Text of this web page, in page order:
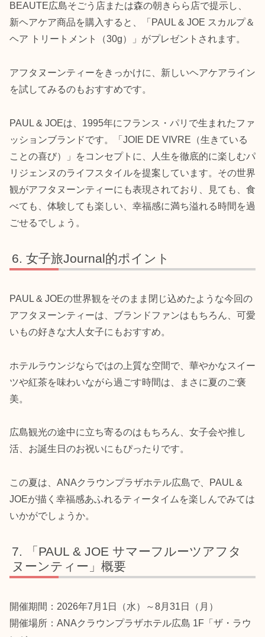
BEAUTE広島そごう店または森の朝きらら店で提示し、
新ヘアケア商品を購入すると、「PAUL & JOE スカルプ＆
ヘア トリートメント（30g）」がプレゼントされます。
アフタヌーンティーをきっかけに、新しいヘアケアライン
を試してみるのもおすすめです。
PAUL & JOEは、1995年にフランス・パリで生まれたファ
ッションブランドです。「JOIE DE VIVRE（生きている
ことの喜び）」をコンセプトに、人生を徹底的に楽しむパ
リジェンヌのライフスタイルを提案しています。その世界
観がアフタヌーンティーにも表現されており、見ても、食
べても、体験しても楽しい、幸福感に満ち溢れる時間を過
ごせるでしょう。
女子旅Journal的ポイント
PAUL & JOEの世界観をそのまま閉じ込めたような今回の
アフタヌーンティーは、ブランドファンはもちろん、可愛
いもの好きな大人女子にもおすすめ。
ホテルラウンジならではの上質な空間で、華やかなスイー
ツや紅茶を味わいながら過ごす時間は、まさに夏のご褒
美。
広島観光の途中に立ち寄るのはもちろん、女子会や推し
活、お誕生日のお祝いにもぴったりです。
この夏は、ANAクラウンプラザホテル広島で、PAUL &
JOEが描く幸福感あふれるティータイムを楽しんでみては
いかがでしょうか。
「PAUL & JOE サマーフルーツアフタ
ヌーンティー」概要
開催期間：2026年7月1日（水）～8月31日（月）
開催場所：ANAクラウンプラザホテル広島 1F「ザ・ラウ